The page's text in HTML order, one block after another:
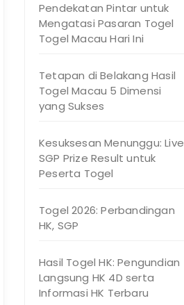
Pendekatan Pintar untuk
Mengatasi Pasaran Togel
Togel Macau Hari Ini
Tetapan di Belakang Hasil
Togel Macau 5 Dimensi
yang Sukses
Kesuksesan Menunggu: Live
SGP Prize Result untuk
Peserta Togel
Togel 2026: Perbandingan
HK, SGP
Hasil Togel HK: Pengundian
Langsung HK 4D serta
Informasi HK Terbaru